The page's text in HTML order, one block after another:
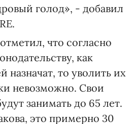
голод», - добавил
что согласно
как
назначат, то уволить их
невозможно. Свои
занимать до 65 лет.
это примерно 30